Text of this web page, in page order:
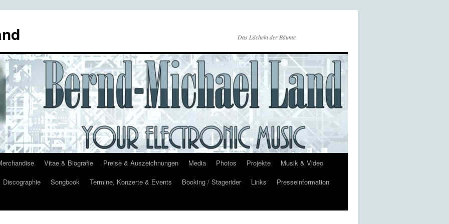
Das Lächeln der Bäume
Vitae & Biografie Preise & Auszeichnungen Media Photos Projekte
Musik & Video
Discographie Songbook Termine, Konzerte & Events Booking / Stagerider Links
Presseinformation